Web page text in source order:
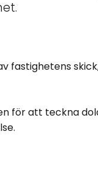
fastighetens
för att teckna